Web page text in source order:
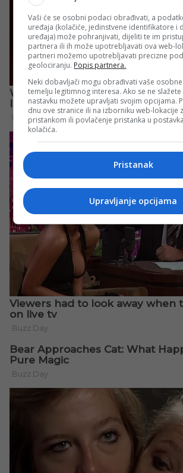
Vaši će se osobni podaci obrađivati, a
uređaja (kolačiće, jedinstvene identifikatore i
uređaja) može pohranjivati, dijeliti te im
partnera ili ih može upotrebljavati ova web-
partneri možemo upotrebljavati precizne
geolociranju. Popis partnera.
Neki dobavljači mogu obrađivati vaše
temelju legitimnog interesa. Ako se ne slažete
nastavku možete upravljati svojim opcijama.
dnu ove stranice ili na izborniku web-lokacije
pristankom ili povlačenje pristanka u
kolačića.
Pristanak
Upravljanje opcijama